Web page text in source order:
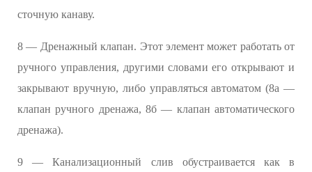
сточную канаву.
8 — Дренажный клапан. Этот элемент может работать от
ручного управления, другими словами его открывают и
закрывают вручную, либо управляться автоматом (8а —
клапан ручного дренажа, 8б — клапан автоматического
дренажа).
9 — Канализационный слив обустраивается как в